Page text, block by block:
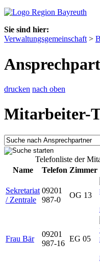
Sie sind hier:
Verwaltungsgemeinschaft >
drucken nach oben
Mitarbeiter-
Telefonliste der
Name
Telefon Zimmer
Sekretariat
/ Zentrale
09201
987-0
OG 13
Frau Bär
09201
987-16
EG 05